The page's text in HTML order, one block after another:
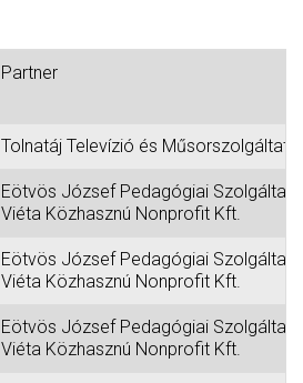
Partner
Tolnatáj Televízió és
Eötvös József Pedagógiai
Viéta Közhasznú Nonprofit Kft.
Eötvös József Pedagógiai
Viéta Közhasznú Nonprofit Kft.
Eötvös József Pedagógiai
Viéta Közhasznú Nonprofit Kft.